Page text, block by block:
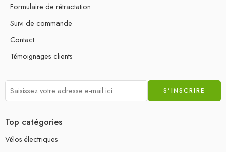
Formulaire de rétractation
Suivi de commande
Contact
Témoignages clients
Top catégories
Vélos électriques